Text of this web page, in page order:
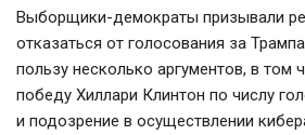
Выборщики-демократы призывали
отказаться от голосования за
пользу несколько аргументов, в том
победу Хиллари Клинтон по числу
и подозрение в осуществлении